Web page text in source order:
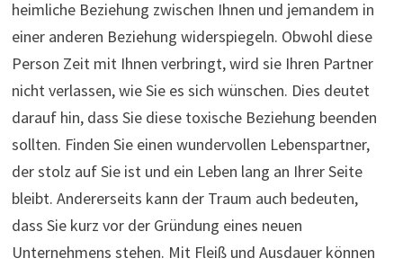
heimliche Beziehung zwischen Ihnen und jemandem in
einer anderen Beziehung widerspiegeln. Obwohl diese
Person Zeit mit Ihnen verbringt, wird sie Ihren Partner
nicht verlassen, wie Sie es sich wünschen. Dies deutet
darauf hin, dass Sie diese toxische Beziehung beenden
sollten. Finden Sie einen wundervollen Lebenspartner,
der stolz auf Sie ist und ein Leben lang an Ihrer Seite
bleibt. Andererseits kann der Traum auch bedeuten,
dass Sie kurz vor der Gründung eines neuen
Unternehmens stehen. Mit Fleiß und Ausdauer können